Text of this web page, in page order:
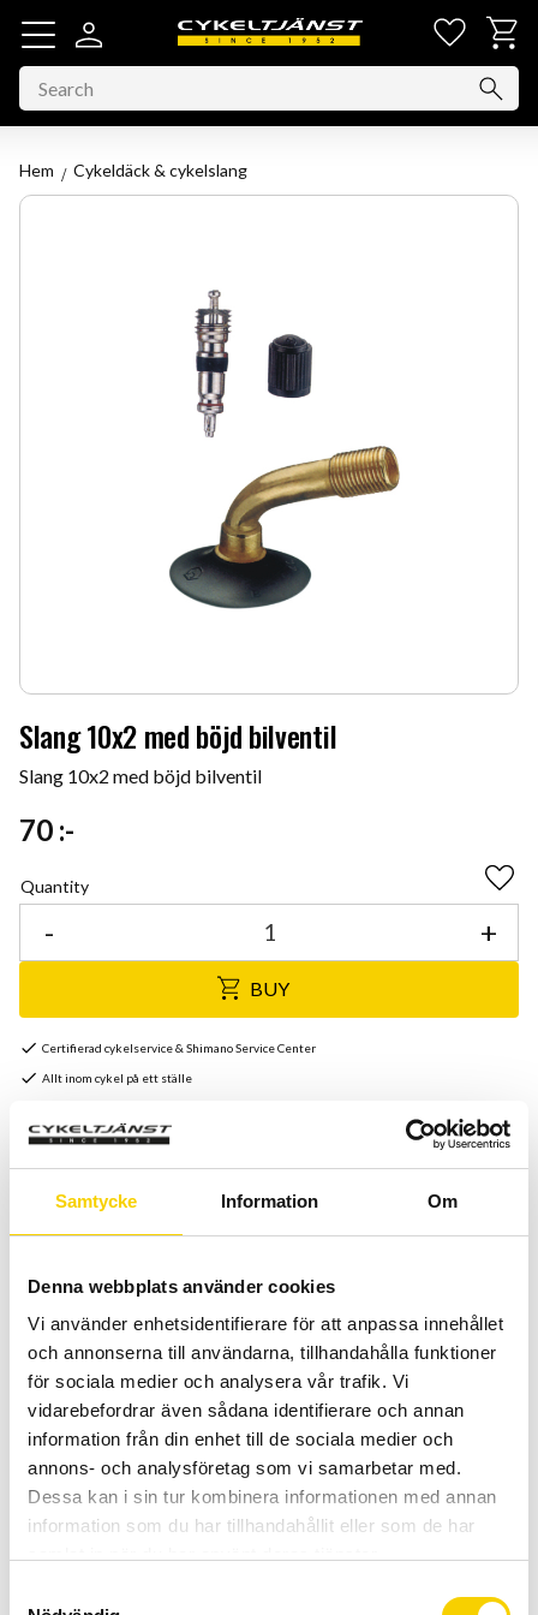
Samtycke Information Om
Denna webbplats använder cookies
Vi använder enhetsidentifierare för att anpassa innehållet
och annonserna till användarna, tillhandahålla funktioner
för sociala medier och analysera vår trafik. Vi
vidarebefordrar även sådana identifierare och annan
information från din enhet till de sociala medier och
annons- och analysföretag som vi samarbetar med.
Dessa kan i sin tur kombinera informationen med annan
information som du har tillhandahållit eller som de har
Menu
Basket
Hem Cykeldäck & cykelslang
Slang 10x2 med böjd bilventil
Slang 10x2 med böjd bilventil
70 :-
Quantity
+
-
BUY
Add
Certifierad cykelservice & Shimano Service Center
Allt inom cykel på ett ställe
Slang med dimensionen 10x2 som sitter på många
barnvagnar.
Den har en böjd bilventil så att det blir lättare att komma åt
och pumpa.
Relaterade produkter